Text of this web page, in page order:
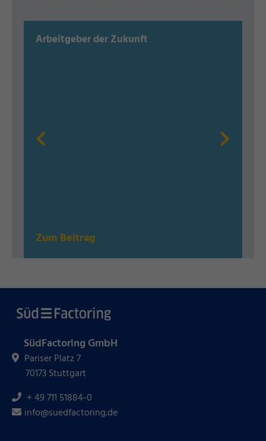
Arbeitgeber der Zukunft
Zum Beitrag
SüdFactoring GmbH
Pariser Platz 7
70173 Stuttgart
+ 49 711 51884-0
info@suedfactoring.de